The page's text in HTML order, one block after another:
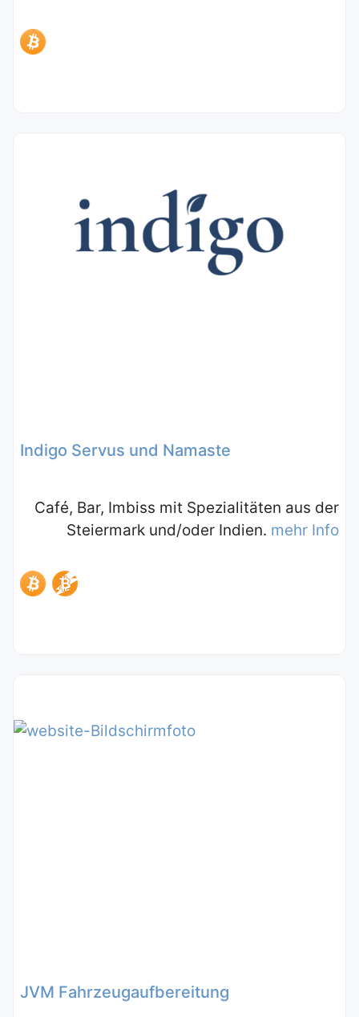
Indigo Servus und Namaste
Café, Bar, Imbiss mit Spezialitäten aus der
Steiermark und/oder Indien. mehr Info
JVM Fahrzeugaufbereitung